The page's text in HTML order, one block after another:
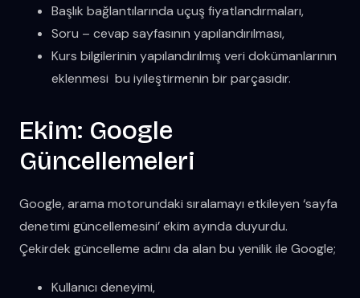
Başlık bağlantılarında uçuş fiyatlandırmaları,
Soru – cevap sayfasının yapılandırılması,
Kurs bilgilerinin yapılandırılmış veri dokümanlarının
eklenmesi bu iyileştirmenin bir parçasıdır.
Ekim: Google
Güncellemeleri
Google, arama motorundaki sıralamayı etkileyen ‘sayfa
denetimi güncellemesini’ ekim ayında duyurdu.
Çekirdek güncelleme adını da alan bu yenilik ile Google;
Kullanıcı deneyimi,